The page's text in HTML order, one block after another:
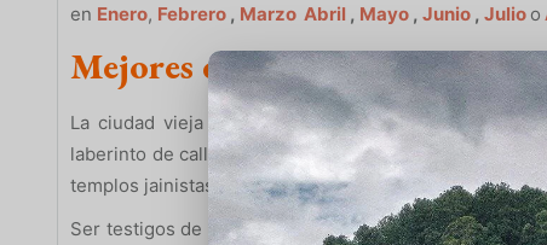
en Enero, Febrero , Marzo Abril , Mayo , Junio , Julio o
Mejores cosas que hacer en
La ciudad vieja todavía tiene un aire medieval a
laberinto de calles estrechas y sinuosas esconde una
templos jainistas justo en el sur …
Ser testigos de la vasta colección en el Museo